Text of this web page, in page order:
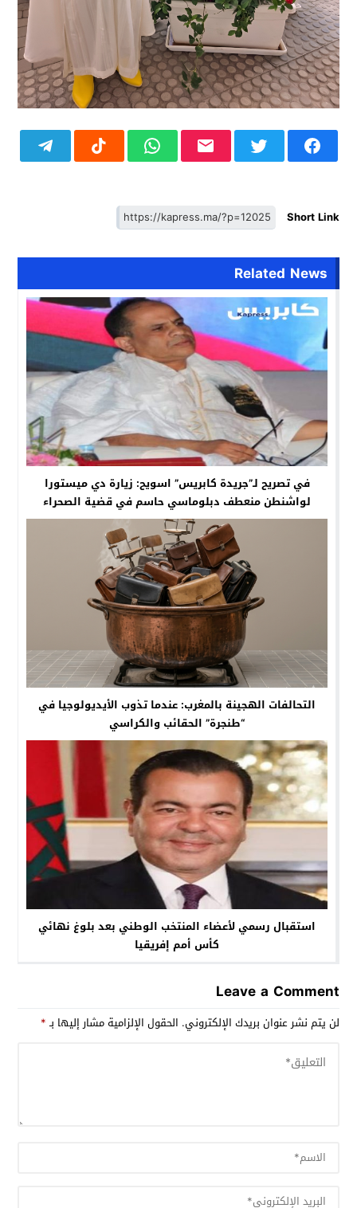
Short Link
Related News
في تصريح لـ”جريدة كابريس” اسويح: زيارة دي ميستورا
لواشنطن منعطف دبلوماسي حاسم في قضية الصحراء
التحالفات الهجينة بالمغرب: عندما تذوب الأيديولوجيا في
“طنجرة” الحقائب والكراسي
استقبال رسمي لأعضاء المنتخب الوطني بعد بلوغ نهائي
كأس أمم إفريقيا
Leave a Comment
لن يتم نشر عنوان بريدك الإلكتروني. الحقول الإلزامية مشار إليها بـ*